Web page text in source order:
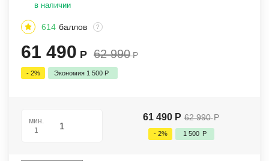
в наличии
614 баллов ?
61 490 Р 62 990 Р
- 2% Экономия 1 500 Р
мин.
1
61 490 Р 62 990 Р
- 2% 1 500 Р